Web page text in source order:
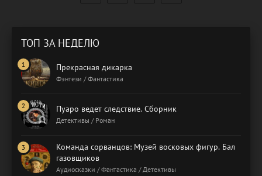
ТОП ЗА НЕДЕЛЮ
Прекрасная дикарка
Фэнтези / Фантастика
Пуаро ведет следствие. Сборник
Детективы / Роман
Команда сорванцов: Музей восковых фигур. Бал
газовщиков
Аудиосказки / Фантастика / Детективы